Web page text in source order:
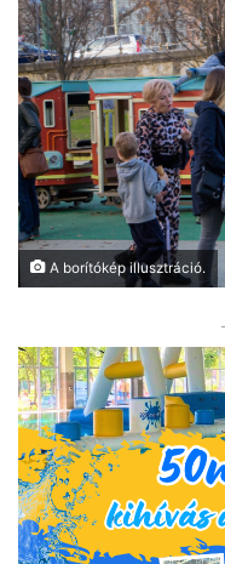
A borítókép illusztráció.